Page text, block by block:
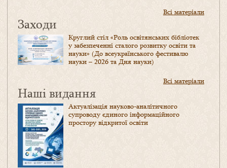
Всі матеріали
Заходи
Круглий стіл «Роль освітянських бібліотек
у забезпеченні сталого розвитку освіти та
науки» (До всеукраїнського фестивалю
науки – 2026 та Дня науки)
Всі матеріали
Наші видання
Актуалізація науково-аналітичного
супроводу єдиного інформаційного
простору відкритої освіти